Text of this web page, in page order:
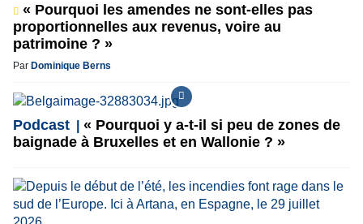
« Pourquoi les amendes ne sont-elles pas
proportionnelles aux revenus, voire au
patrimoine ? »
Par Dominique Berns
Podcast
« Pourquoi y a-t-il si peu de zones de
baignade à Bruxelles et en Wallonie ? »